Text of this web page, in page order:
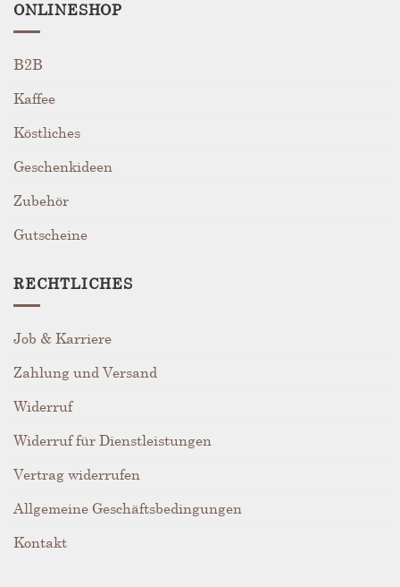
ONLINESHOP
B2B
Kaffee
Köstliches
Geschenkideen
Zubehör
Gutscheine
RECHTLICHES
Job & Karriere
Zahlung und Versand
Widerruf
Widerruf für Dienstleistungen
Vertrag widerrufen
Allgemeine Geschäftsbedingungen
Kontakt